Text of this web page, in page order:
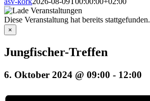
Diese Veranstaltung hat bereits stattgefunden.
×
Jungfischer-Treffen
6. Oktober 2024 @ 09:00 - 12:00